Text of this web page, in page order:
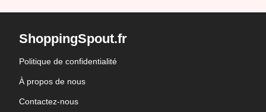
ShoppingSpout.fr
Politique de confidentialité
À propos de nous
Contactez-nous